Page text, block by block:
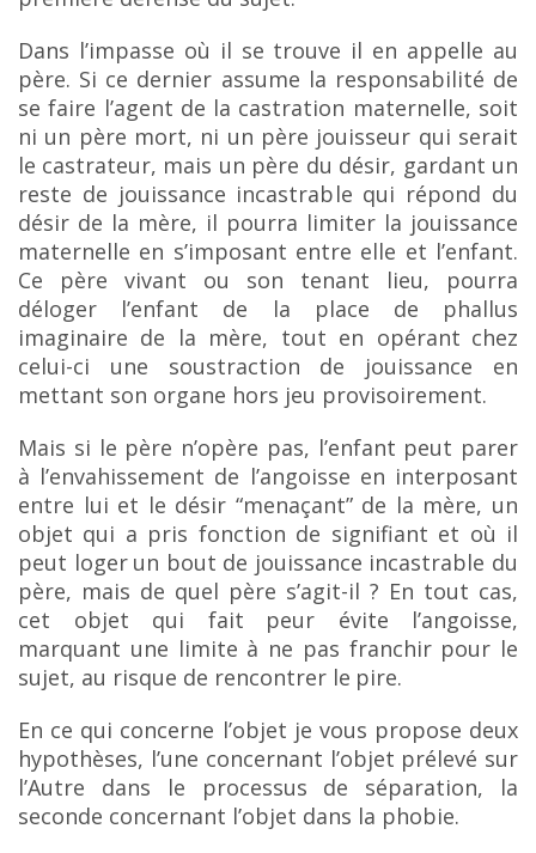
Dans l’impasse où il se trouve il en appelle au
père. Si ce dernier assume la responsabilité de
se faire l’agent de la castration maternelle, soit
ni un père mort, ni un père jouisseur qui serait
le castrateur, mais un père du désir, gardant un
reste de jouissance incastrable qui répond du
désir de la mère, il pourra limiter la jouissance
maternelle en s’imposant entre elle et l’enfant.
Ce père vivant ou
son tenant lieu, pourra
déloger l’enfant de la place de phallus
imaginaire de la mère, tout en opérant chez
celui-ci une soustraction de jouissance en
mettant son organe hors jeu provisoirement.
Mais si le père n’opère pas, l’enfant peut parer
à l’envahissement de l’angoisse en interposant
entre lui et le désir “menaçant” de la mère, un
objet qui a pris fonction de signifiant et où il
peut loger un bout de jouissance incastrable du
père, mais de quel père s’agit-il ? En tout cas,
cet objet qui fait
peur évite l’angoisse,
marquant une limite à ne pas franchir pour le
sujet, au risque de rencontrer le pire.
En ce qui concerne l’objet je vous propose deux
hypothèses, l’une concernant l’objet prélevé sur
l’Autre dans le processus de séparation, la
seconde concernant l’objet dans la phobie.